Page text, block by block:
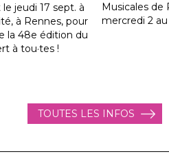
jeudi 17 sept. à
à Rennes, pour
la 48e édition du
à tou·tes !
Musicales de
mercredi 2
TOUTES LES INFOS